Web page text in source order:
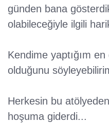
günden bana
olabileceğiyle ilgili
Kendime yaptığım
olduğunu
Herkesin bu
hoşuma giderdi...